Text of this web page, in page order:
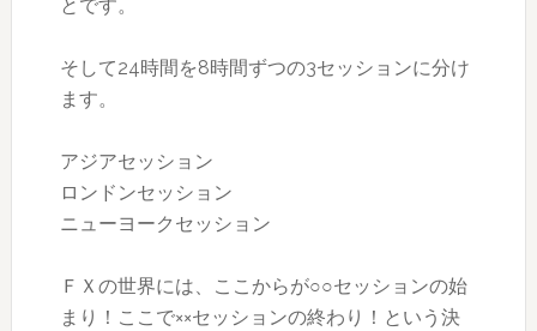
とです。
そして24時間を8時間ずつの3セッションに分け
ます。
アジアセッション
ロンドンセッション
ニューヨークセッション
ＦＸの世界には、ここからが○○セッションの始
まり！ここで××セッションの終わり！という決